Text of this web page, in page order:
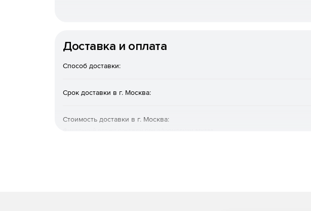
Доставка и оплата
Способ доставки:
Срок доставки в г. Москва:
Стоимость доставки в г. Москва: